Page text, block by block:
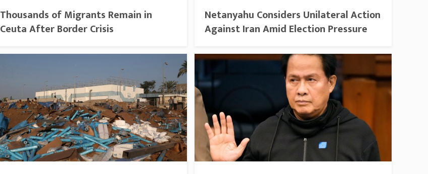
Thousands of Migrants Remain in
Ceuta After Border Crisis
Netanyahu Considers Unilateral Action
Against Iran Amid Election Pressure